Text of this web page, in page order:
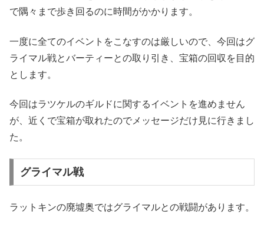
で隅々まで歩き回るのに時間がかかります。
一度に全てのイベントをこなすのは厳しいので、今回はグ
ライマル戦とバーティーとの取り引き、宝箱の回収を目的
とします。
今回はラツケルのギルドに関するイベントを進めません
が、近くで宝箱が取れたのでメッセージだけ見に行きまし
た。
グライマル戦
ラットキンの廃墟奥ではグライマルとの戦闘があります。